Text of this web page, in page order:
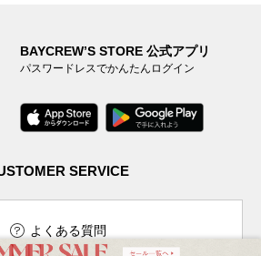
BAYCREW’S STORE 公式アプリ
パスワードレスでかんたんログイン
SERVICE
よくある質問